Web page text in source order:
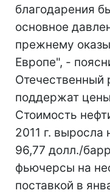
благодарения
основное
прежнему
Европе", -
Отечественный
поддержат
Стоимость
2011 г. выросла
96,77 долл./
фьючерсы на
поставкой в